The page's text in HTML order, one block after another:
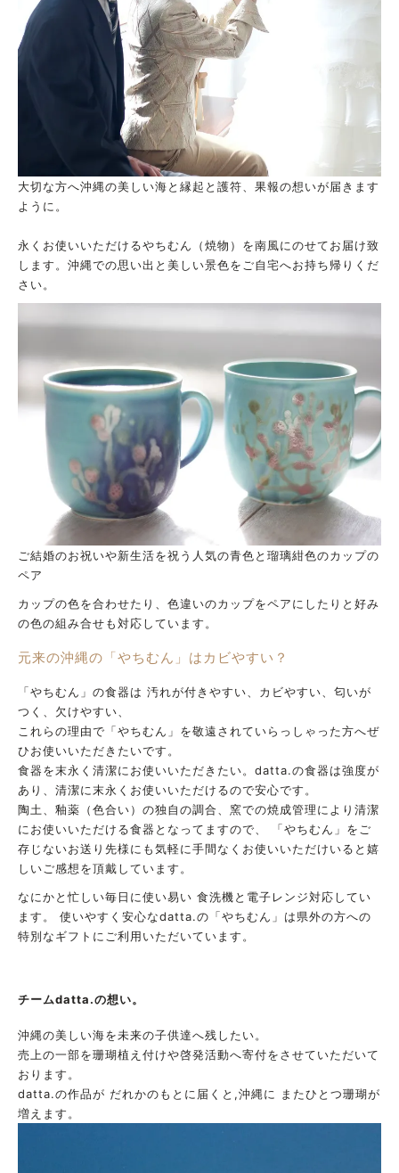
大切な方へ沖縄の美しい海と縁起と護符、果報の想いが届きます
ように。
永くお使いいただけるやちむん（焼物）を南風にのせてお届け致
します。沖縄での思い出と美しい景色をご自宅へお持ち帰りくだ
さい。
ご結婚のお祝いや新生活を祝う人気の青色と瑠璃紺色のカップの
ペア
カップの色を合わせたり、色違いのカップをペアにしたりと好み
の色の組み合せも対応しています。
元来の沖縄の「やちむん」はカビやすい？
「やちむん」の食器は 汚れが付きやすい、カビやすい、匂いが
つく、欠けやすい、
これらの理由で「やちむん」を敬遠されていらっしゃった方へぜ
ひお使いいただきたいです。
食器を末永く清潔にお使いいただきたい。datta.の食器は強度が
あり、清潔に末永くお使いいただけるので安心です。
陶土、釉薬（色合い）の独自の調合、窯での焼成管理により清潔
にお使いいただける食器となってますので、 「やちむん」をご
存じないお送り先様にも気軽に手間なくお使いいただけいると嬉
しいご感想を頂戴しています。
なにかと忙しい毎日に使い易い 食洗機と電子レンジ対応してい
ます。 使いやすく安心なdatta.の「やちむん」は県外の方への
特別なギフトにご利用いただいています。
チームdatta.の想い。
沖縄の美しい海を未来の子供達へ残したい。
売上の一部を珊瑚植え付けや啓発活動へ寄付をさせていただいて
おります。
datta.の作品が だれかのもとに届くと,沖縄に またひとつ珊瑚が
増えます。